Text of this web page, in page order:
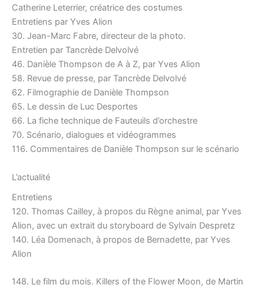
Catherine Leterrier, créatrice des costumes
Entretiens par Yves Alion
30. Jean-Marc Fabre, directeur de la photo.
Entretien par Tancrède Delvolvé
46. Danièle Thompson de A à Z, par Yves Alion
58. Revue de presse, par Tancrède Delvolvé
62. Filmographie de Danièle Thompson
65. Le dessin de Luc Desportes
66. La fiche technique de Fauteuils d’orchestre
70. Scénario, dialogues et vidéogrammes
116. Commentaires de Danièle Thompson sur le scénario
L’actualité
Entretiens
120. Thomas Cailley, à propos du Règne animal, par Yves
Alion, avec un extrait du storyboard de Sylvain Despretz
140. Léa Domenach, à propos de Bernadette, par Yves
Alion
148. Le film du mois. Killers of the Flower Moon, de Martin